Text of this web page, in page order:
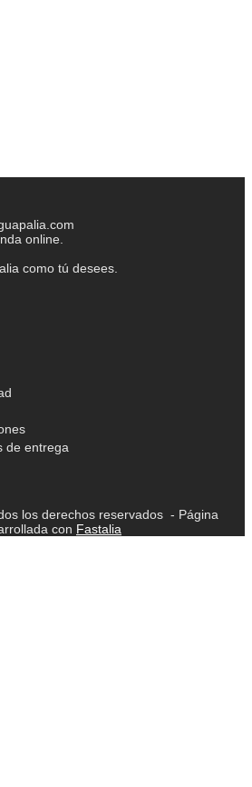
online.
como tú desees.
de entrega
los derechos reservados - Página
con Fastalia